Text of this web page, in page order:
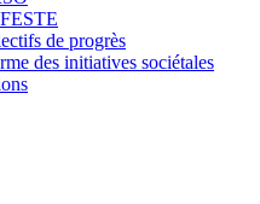
de progrès
des initiatives sociétales